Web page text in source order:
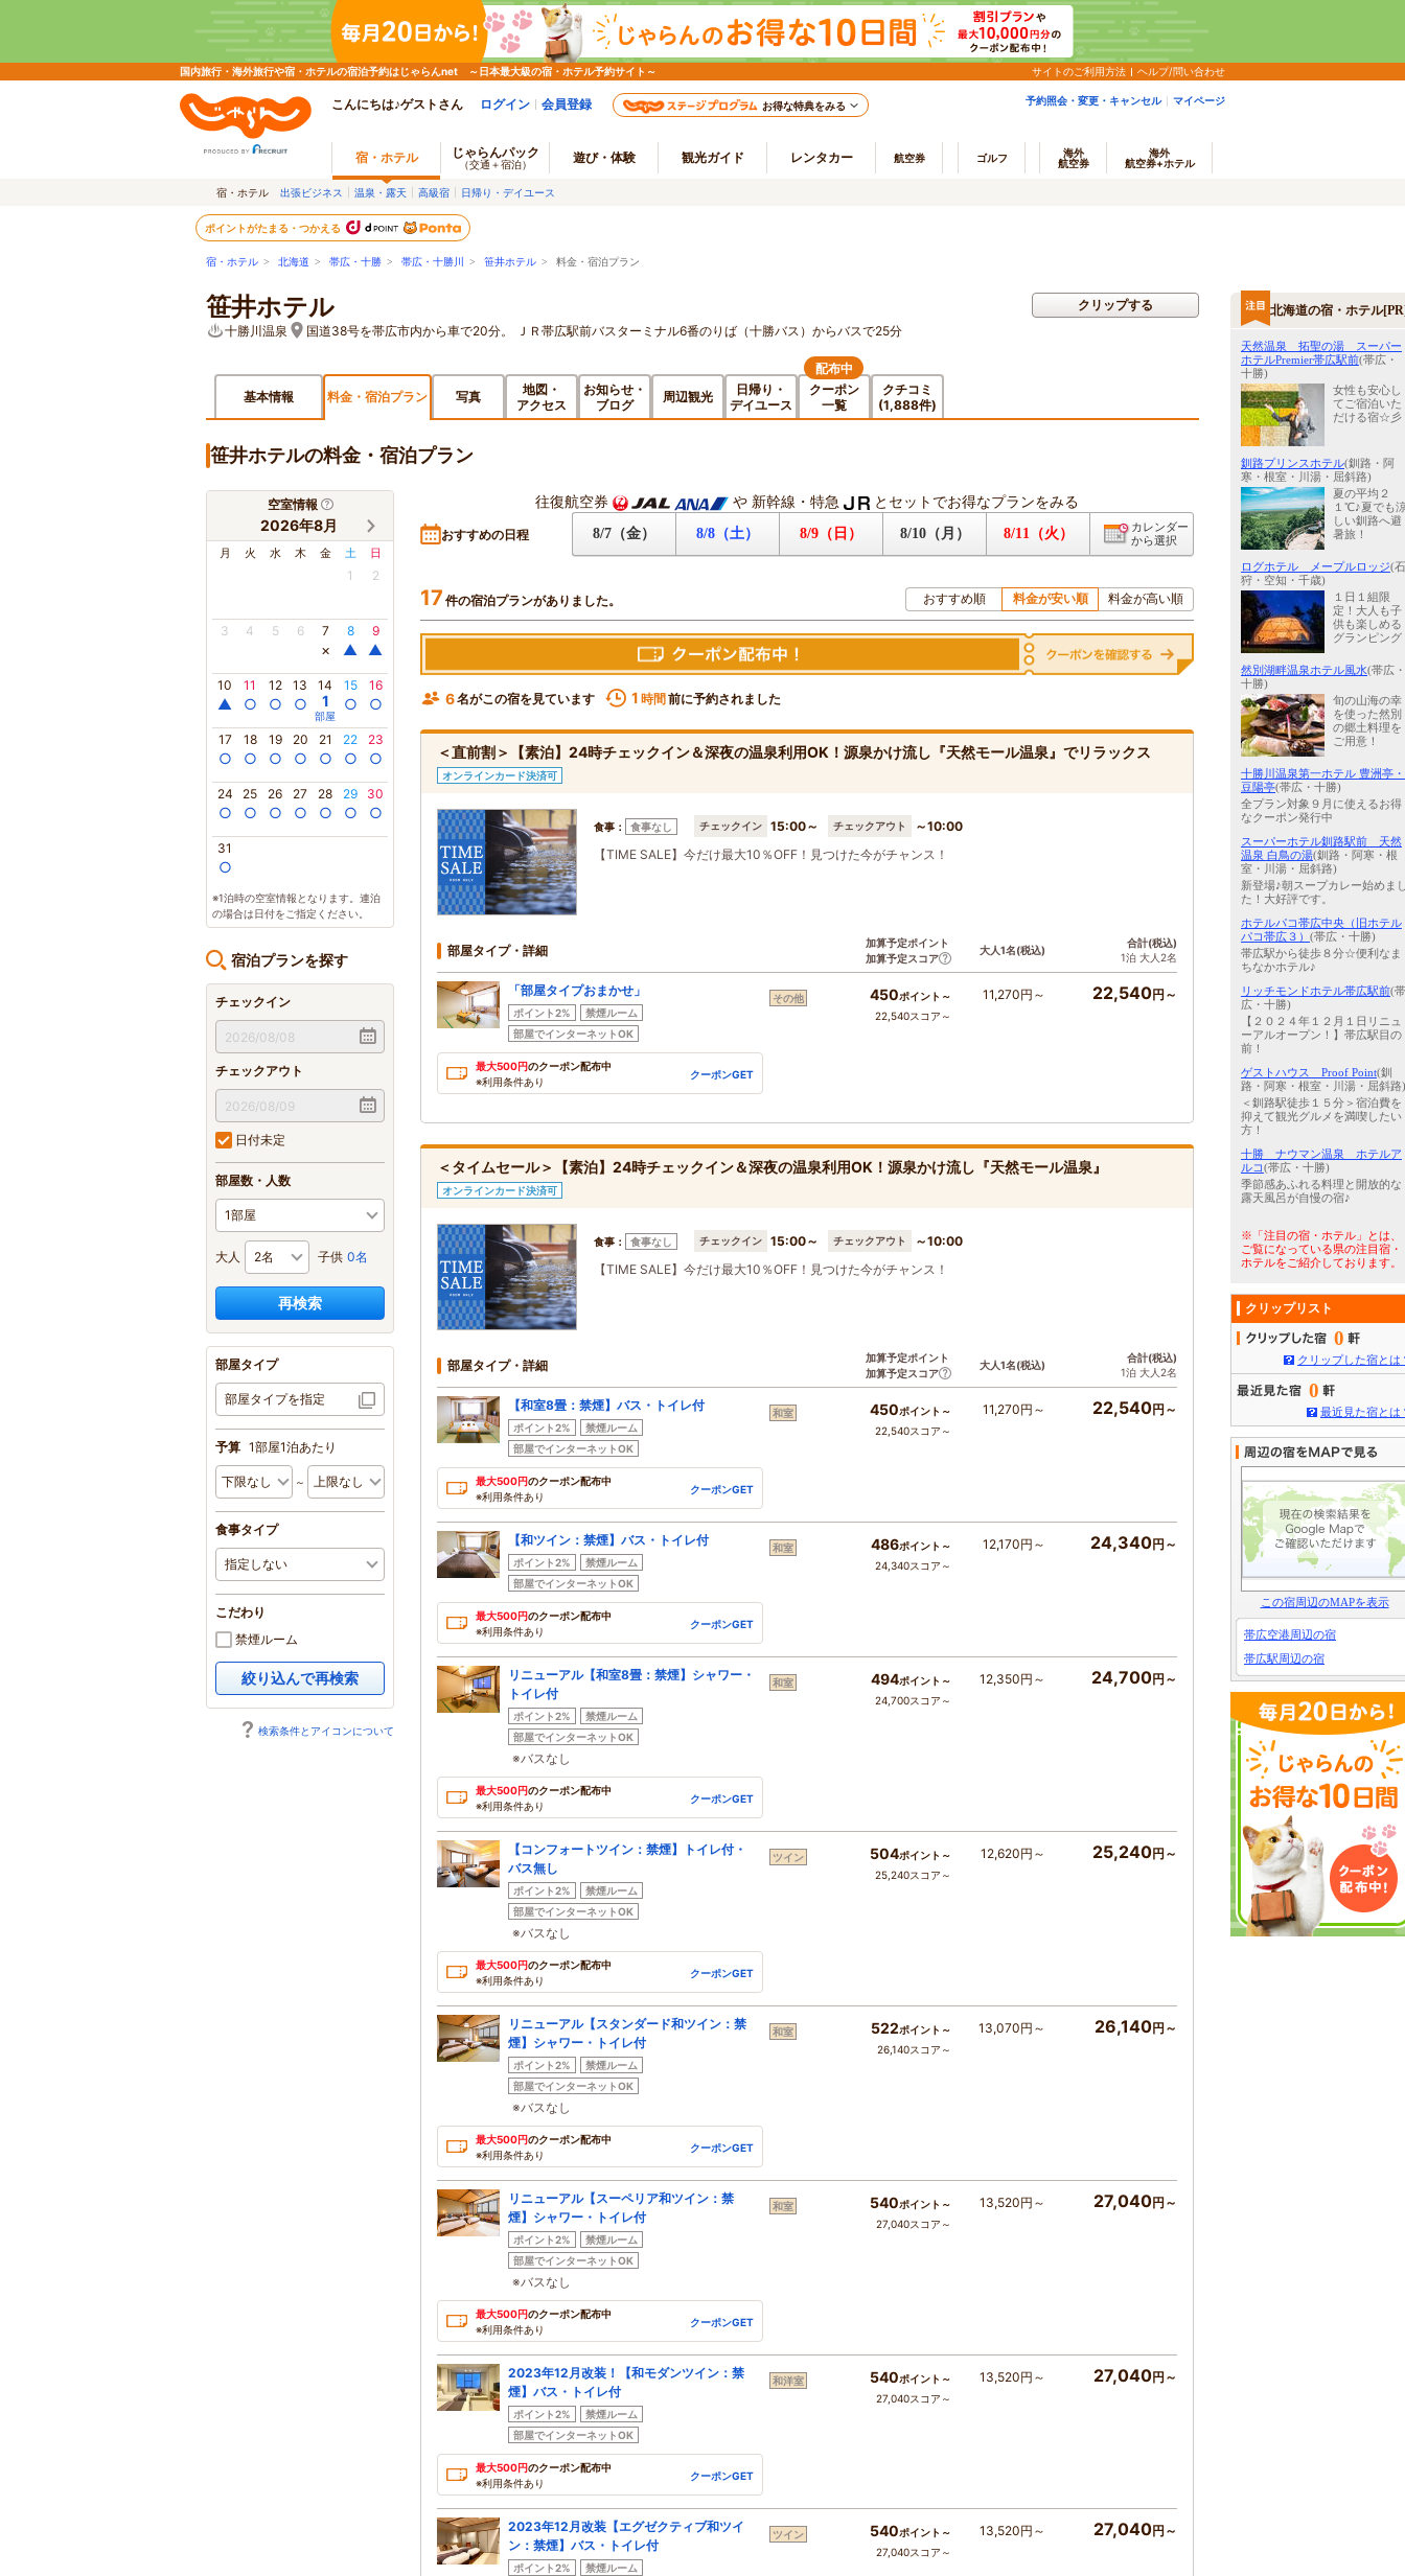
国内旅行・海外旅行や宿・ホテルの宿泊予約はじゃらんnet ～日本最大級の宿・ホテル予約サイト～ サイトのご利用方法 ヘルプ/問い合わせ
こんにちは♪ゲストさん ログイン 会員登録 お得な特典をみる 予約照会・変更・キャンセル マイページ
宿・ホテル じゃらんパック
（交通＋宿泊） 遊び・体験 観光ガイド レンタカー 航空券 ゴルフ
海外
航空券
海外
航空券+ホテル
宿・ホテル 出張ビジネス 温泉・露天 高級宿 日帰り・デイユース
ポイントがたまる・つかえる
宿・ホテル > 北海道 > 帯広・十勝 > 帯広・十勝川 > 笹井ホテル > 料金・宿泊プラン
笹井ホテル
十勝川温泉 国道38号を帯広市内から車で20分。 ＪＲ帯広駅前バスターミナル6番のりば（十勝バス）からバスで25分
クリップする
基本情報 料金・宿泊プラン 写真
地図・
アクセス
お知らせ・
ブログ
周辺観光
日帰り・
デイユース
クーポン
一覧
配布中
クチコミ
(1,888件)
笹井ホテルの料金・宿泊プラン
空室情報
2026年8月
月 火 水 木 金 土 日
1 2
3 4 5 6 7
×
8
▲
9
▲
10
▲
11
○
12
○
13
○
14
1
部屋
15
○
16
○
17
○
18
○
19
○
20
○
21
○
22
○
23
○
24
○
25
○
26
○
27
○
28
○
29
○
30
○
31
○
※1泊時の空室情報となります。連泊
の場合は日付をご指定ください。
宿泊プランを探す
チェックイン
チェックアウト
日付未定
部屋数・人数
大人 子供 0名
再検索
部屋タイプ
部屋タイプを指定
予算 1部屋1泊あたり
～
食事タイプ
こだわり
禁煙ルーム
絞り込んで再検索
検索条件とアイコンについて
往復航空券 や 新幹線・特急 とセットでお得なプランをみる
おすすめの日程 8/7（金） 8/8（土） 8/9（日） 8/10（月） 8/11（火）
カレンダー
から選択
17 件の宿泊プランがありました。 おすすめ順 料金が安い順 料金が高い順
6名がこの宿を見ています 1 時間 前に予約されました
＜直前割＞【素泊】24時チェックイン＆深夜の温泉利用OK！源泉かけ流し『天然モール温泉』でリラックス
オンラインカード決済可
食事： 食事なし チェックイン 15:00～ チェックアウト
～10:00
【TIME SALE】今だけ最大10％OFF！見つけた今がチャンス！
部屋タイプ・詳細
加算予定ポイント
加算予定スコア
大人1名(税込)
合計(税込)
1泊 大人2名
「部屋タイプおまかせ」
ポイント2%
禁煙ルーム
部屋でインターネットOK
最大500円のクーポン配布中
※利用条件あり
クーポンGET
その他 450ポイント～
22,540スコア～
11,270円～ 22,540円～
＜タイムセール＞【素泊】24時チェックイン＆深夜の温泉利用OK！源泉かけ流し『天然モール温泉』
オンラインカード決済可
食事： 食事なし チェックイン 15:00～ チェックアウト
～10:00
【TIME SALE】今だけ最大10％OFF！見つけた今がチャンス！
部屋タイプ・詳細
加算予定ポイント
加算予定スコア
大人1名(税込)
合計(税込)
1泊 大人2名
【和室8畳：禁煙】バス・トイレ付
ポイント2%
禁煙ルーム
部屋でインターネットOK
最大500円のクーポン配布中
※利用条件あり
クーポンGET
和室 450ポイント～
22,540スコア～
11,270円～ 22,540円～
【和ツイン：禁煙】バス・トイレ付
ポイント2%
禁煙ルーム
部屋でインターネットOK
最大500円のクーポン配布中
※利用条件あり
クーポンGET
和室 486ポイント～
24,340スコア～
12,170円～ 24,340円～
リニューアル【和室8畳：禁煙】シャワー・
トイレ付
ポイント2%
禁煙ルーム
部屋でインターネットOK
※バスなし
最大500円のクーポン配布中
※利用条件あり
クーポンGET
和室 494ポイント～
24,700スコア～
12,350円～ 24,700円～
【コンフォートツイン：禁煙】トイレ付・
バス無し
ポイント2%
禁煙ルーム
部屋でインターネットOK
※バスなし
最大500円のクーポン配布中
※利用条件あり
クーポンGET
ツイン 504ポイント～
25,240スコア～
12,620円～ 25,240円～
リニューアル【スタンダード和ツイン：禁
煙】シャワー・トイレ付
ポイント2%
禁煙ルーム
部屋でインターネットOK
※バスなし
最大500円のクーポン配布中
※利用条件あり
クーポンGET
和室 522ポイント～
26,140スコア～
13,070円～ 26,140円～
リニューアル【スーペリア和ツイン：禁
煙】シャワー・トイレ付
ポイント2%
禁煙ルーム
部屋でインターネットOK
※バスなし
最大500円のクーポン配布中
※利用条件あり
クーポンGET
和室 540ポイント～
27,040スコア～
13,520円～ 27,040円～
2023年12月改装！【和モダンツイン：禁
煙】バス・トイレ付
ポイント2%
禁煙ルーム
部屋でインターネットOK
最大500円のクーポン配布中
※利用条件あり
クーポンGET
和洋室 540ポイント～
27,040スコア～
13,520円～ 27,040円～
2023年12月改装【エグゼクティブ和ツイ
ン：禁煙】バス・トイレ付
ポイント2%
禁煙ルーム
ツイン 540ポイント～
27,040スコア～
13,520円～ 27,040円～
北海道の宿・ホテル
天然温泉 拓聖の湯 スーパー
ホテルPremier帯広駅前(帯広・
十勝)
女性も安心し
てご宿泊いた
だける宿☆彡
釧路プリンスホテル(釧路・阿
寒・根室・川湯・屈斜路)
夏の平均２
１℃♪夏でも
しい釧路へ避
暑旅！
ログホテル メープルロッジ(石
狩・空知・千歳)
１日１組限
定！大人も子
供も楽しめる
グランピング
然別湖畔温泉ホテル風水(帯広・
十勝)
旬の山海の幸
を使った然別
の郷土料理を
ご用意！
十勝川温泉第一ホテル 豊洲亭・
豆陽亭(帯広・十勝)
全プラン対象９月に使えるお得
なクーポン発行中
スーパーホテル釧路駅前 天然
温泉 白鳥の湯(釧路・阿寒・根
室・川湯・屈斜路)
新登場♪朝スープカレー始めま
た！大好評です。
ホテルパコ帯広中央（旧ホテル
パコ帯広３） (帯広・十勝)
帯広駅から徒歩８分☆便利なま
ちなかホテル♪
リッチモンドホテル帯広駅前(帯
広・十勝)
【２０２４年１２月１日リニュ
ーアルオープン！】帯広駅目の
前！
ゲストハウス Proof Point(釧
路・阿寒・根室・川湯・屈斜路)
＜釧路駅徒歩１５分＞宿泊費を
抑えて観光グルメを満喫したい
方！
十勝 ナウマン温泉 ホテルア
ルコ(帯広・十勝)
季節感あふれる料理と開放的な
露天風呂が自慢の宿♪
※「注目の宿・ホテル」とは、
ご覧になっている県の注目宿・
ホテルをご紹介しております。
クリップリスト
0
クリップした宿とは
0
最近見た宿とは
この宿周辺のMAPを表示
帯広空港周辺の宿
帯広駅周辺の宿